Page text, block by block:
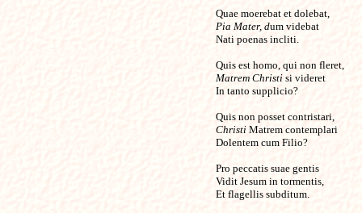
Quae moerebat et dolebat,
Pia Mater, dum videbat
Nati poenas incliti.
Quis est homo, qui non fleret,
Matrem Christisi videret
In tanto supplicio?
Quis non posset contristari,
ChristiMatrem contemplari
Dolentem cum Filio?
Pro peccatis suae gentis
Vidit Jesum in tormentis,
Et flagellis subditum.